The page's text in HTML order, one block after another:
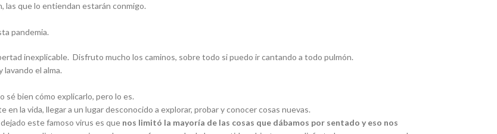
las que lo entiendan estarán conmigo.
pandemia.
inexplicable. Disfruto mucho los caminos, sobre todo si puedo ir cantando a todo pulmón.
lavando el alma.
sé bien cómo explicarlo, pero lo es.
en la vida, llegar a un lugar desconocido a explorar, probar y conocer cosas nuevas.
este famoso virus es que nos limitó la mayoría de las cosas que dábamos por sentado y eso nos